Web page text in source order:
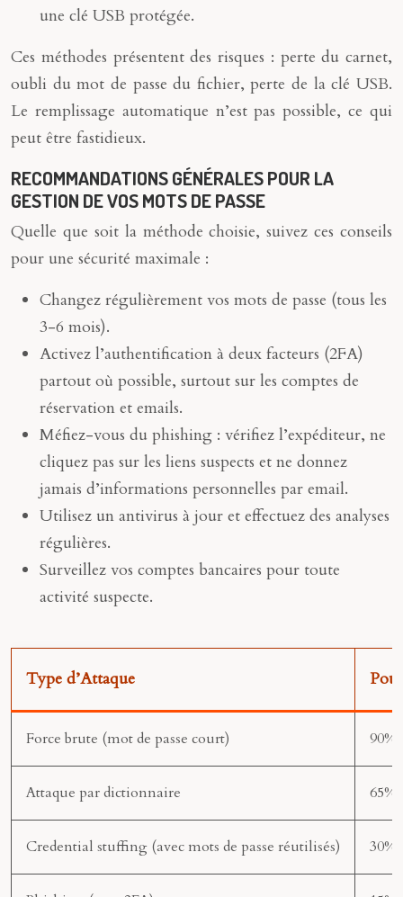
une clé USB protégée.
Ces méthodes présentent des risques : perte du carnet,
oubli du mot de passe du fichier, perte de la clé USB.
Le remplissage automatique n’est pas possible, ce qui
peut être fastidieux.
RECOMMANDATIONS GÉNÉRALES POUR LA
GESTION DE VOS MOTS DE PASSE
Quelle que soit la méthode choisie, suivez ces conseils
pour une sécurité maximale :
Changez régulièrement vos mots de passe (tous les
3-6 mois).
Activez l’authentification à deux facteurs (2FA)
partout où possible, surtout sur les comptes de
réservation et emails.
Méfiez-vous du phishing : vérifiez l’expéditeur, ne
cliquez pas sur les liens suspects et ne donnez
jamais d’informations personnelles par email.
Utilisez un antivirus à jour et effectuez des analyses
régulières.
Surveillez vos comptes bancaires pour toute
activité suspecte.
Type d’Attaque
Force brute (mot de passe court) 90%
Attaque par dictionnaire 65%
Credential stuffing (avec mots de passe réutilisés) 30%